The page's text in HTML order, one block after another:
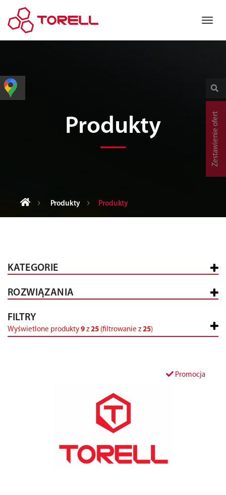
Produkty
Produkty Produkty
KATEGORIE
ROZWIĄZANIA
FILTRY
Wyświetlone produkty 9 z25 (filtrowanie z25)
Promocja
Zestawienie ofert